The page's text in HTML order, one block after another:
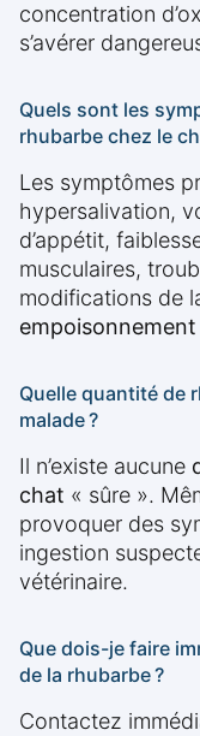
concentration
s’avérer
Quels sont les
rhubarbe chez le
Les symptômes
hypersalivation,
d’appétit,
musculaires,
modifications de
Quelle quantité de
malade ?
Il n’existe aucune
chat « sûre ».
provoquer des
ingestion
vétérinaire.
Que dois-je faire
de la rhubarbe ?
Contactez